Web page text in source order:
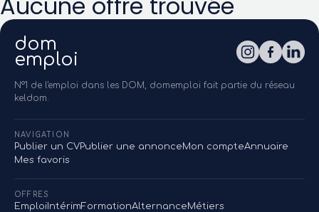
dom
emploi
N°1 de l'emploi dans les DOM, domemploi fait partie du réseau
keldom.
NAVIGATION
Publier un CVPublier une annonceMon compteAnnuaire
Mes favoris
OFFRES
EmploiIntérimFormationAlternanceMétiers